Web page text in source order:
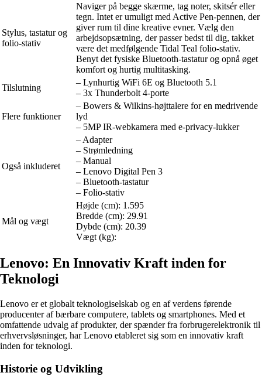
Stylus, tastatur og
folio-stativ
Naviger på begge skærme, tag noter, skitsér eller
tegn. Intet er umuligt med Active Pen-pennen, der
giver rum til dine kreative evner. Vælg den
arbejdsopsætning, der passer bedst til dig, takket
være det medfølgende Tidal Teal folio-stativ.
Benyt det fysiske Bluetooth-tastatur og opnå øget
komfort og hurtig multitasking.
Tilslutning
– Lynhurtig WiFi 6E og Bluetooth 5.1
– 3x Thunderbolt 4-porte
Flere funktioner
– Bowers & Wilkins-højttalere for en medrivende
lyd
– 5MP IR-webkamera med e-privacy-lukker
Også inkluderet
– Adapter
– Strømledning
– Manual
– Lenovo Digital Pen 3
– Bluetooth-tastatur
– Folio-stativ
Mål og vægt
Højde (cm): 1.595
Bredde (cm): 29.91
Dybde (cm): 20.39
Vægt (kg):
Lenovo: En Innovativ Kraft inden for
Teknologi
Lenovo er et globalt teknologiselskab og en af verdens førende
producenter af bærbare computere, tablets og smartphones. Med et
omfattende udvalg af produkter, der spænder fra forbrugerelektronik til
erhvervsløsninger, har Lenovo etableret sig som en innovativ kraft
inden for teknologi.
Historie og Udvikling